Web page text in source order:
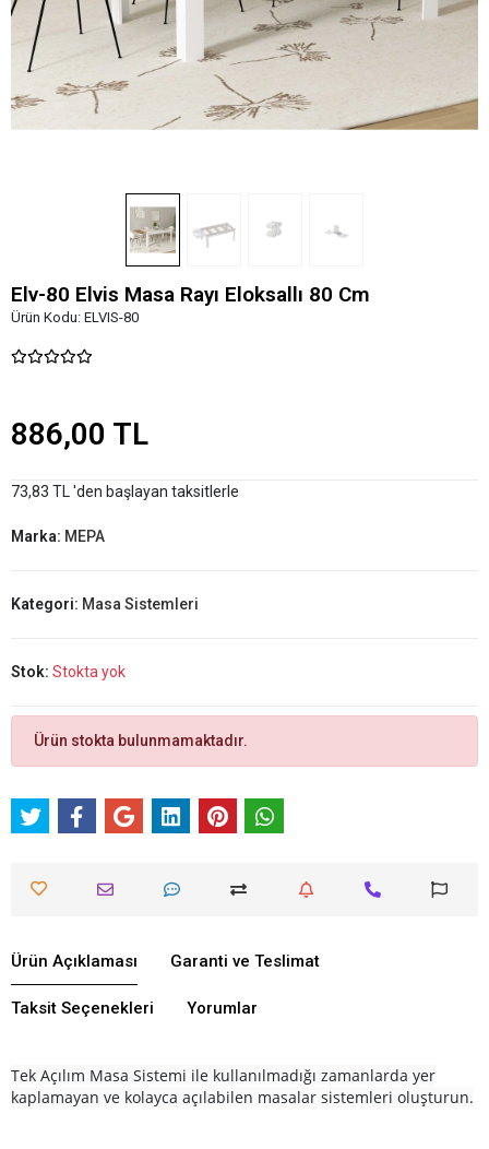
Elv-80 Elvis Masa Rayı Eloksallı 80 Cm
Ürün Kodu: ELVIS-80
886,00 TL
73,83 TL 'den başlayan taksitlerle
Marka: MEPA
Kategori: Masa Sistemleri
Stok: Stokta yok
Ürün stokta bulunmamaktadır.
Ürün Açıklaması Garanti ve Teslimat
Taksit Seçenekleri Yorumlar
Tek Açılım Masa Sistemi ile kullanılmadığı zamanlarda yer
kaplamayan ve kolayca açılabilen masalar sistemleri oluşturun.